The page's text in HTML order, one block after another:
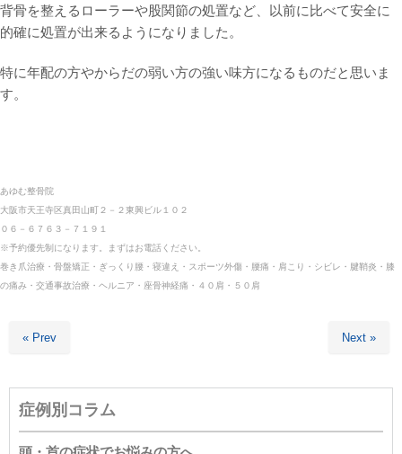
背骨を整えるローラーや股関節の処置など、以前に比べて安全に
的確に処置が出来るようになりました。
特に年配の方やからだの弱い方の強い味方になるものだと思いま
す。
あゆむ整骨院
大阪市天王寺区真田山町２－２東興ビル１０２
０６－６７６３－７１９１
※予約優先制になります。まずはお電話ください。
巻き爪治療・骨盤矯正・ぎっくり腰・寝違え・スポーツ外傷・ 腰痛・肩こり・シビレ・腱鞘炎・膝
の痛み・交通事故治療・ヘルニア・座骨神経痛・４０肩・５０肩
« Prev Next »
症例別コラム